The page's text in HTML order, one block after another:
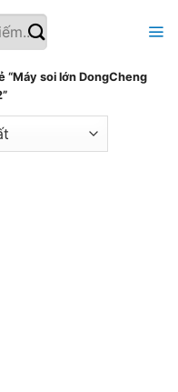
“Máy soi lớn DongCheng